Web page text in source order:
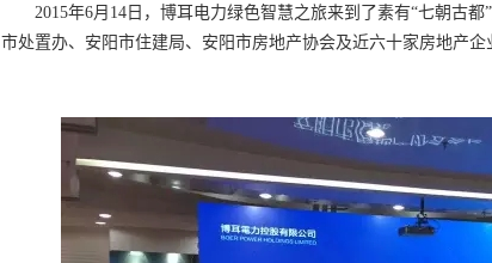
2015年6月14日，博耳电力绿色智慧之旅来到了素有“七朝古都
市处置办、安阳市住建局、安阳市房地产协会及近六十家房地产